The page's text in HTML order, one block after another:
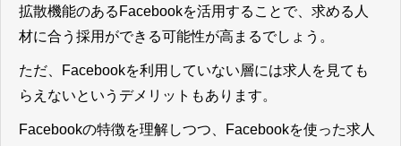
拡散機能のあるFacebookを活用することで、求める人
材に合う採用ができる可能性が高まるでしょう。
ただ、Facebookを利用していない層には求人を見ても
らえないというデメリットもあります。
Facebookの特徴を理解しつつ、Facebookを使った求人